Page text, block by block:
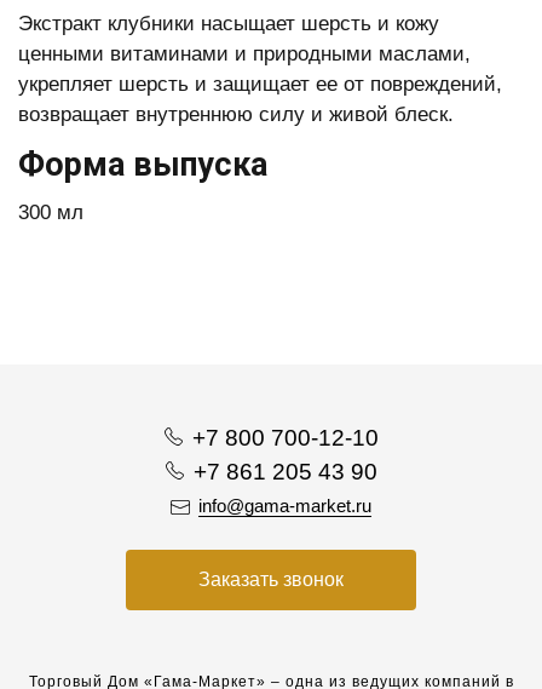
Экстракт клубники насыщает шерсть и кожу
ценными витаминами и природными маслами,
укрепляет шерсть и защищает ее от повреждений,
возвращает внутреннюю силу и живой блеск.
Форма выпуска
300 мл
+7 800 700-12-10
+7 861 205 43 90
info@gama-market.ru
Заказать звонок
Торговый Дом «Гама-Маркет» – одна из ведущих компаний в